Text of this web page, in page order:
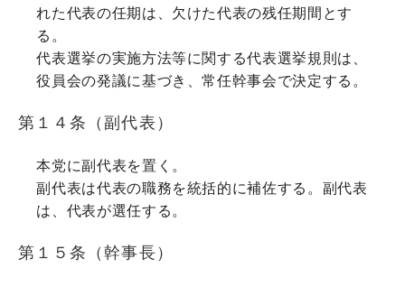
れた代表の任期は、欠けた代表の残任期間とす
る。
代表選挙の実施方法等に関する代表選挙規則は、
役員会の発議に基づき、常任幹事会で決定する。
第１４条（副代表）
本党に副代表を置く。
副代表は代表の職務を統括的に補佐する。副代表
は、代表が選任する。
第１５条（幹事長）